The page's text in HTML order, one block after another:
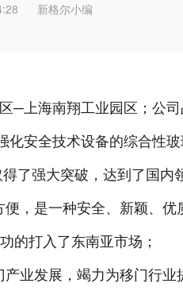
新格尔小编
─上海南翔工业园区；公
安全技术设备的综合性玻
了强大突破，达到了国内
，是一种安全、新颖、
的打入了东南亚市场；
业发展，竭力为移门行